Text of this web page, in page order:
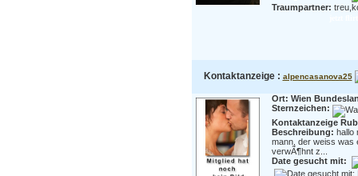
Traumpartner:
Kontaktanzeige : alpencasanova25
Ort: Wien
Sternzeichen:
Kontaktanzeige
Beschreibung: hallo
mann, der weiss was
verwÃ¶hnt z...
Date gesucht mit: